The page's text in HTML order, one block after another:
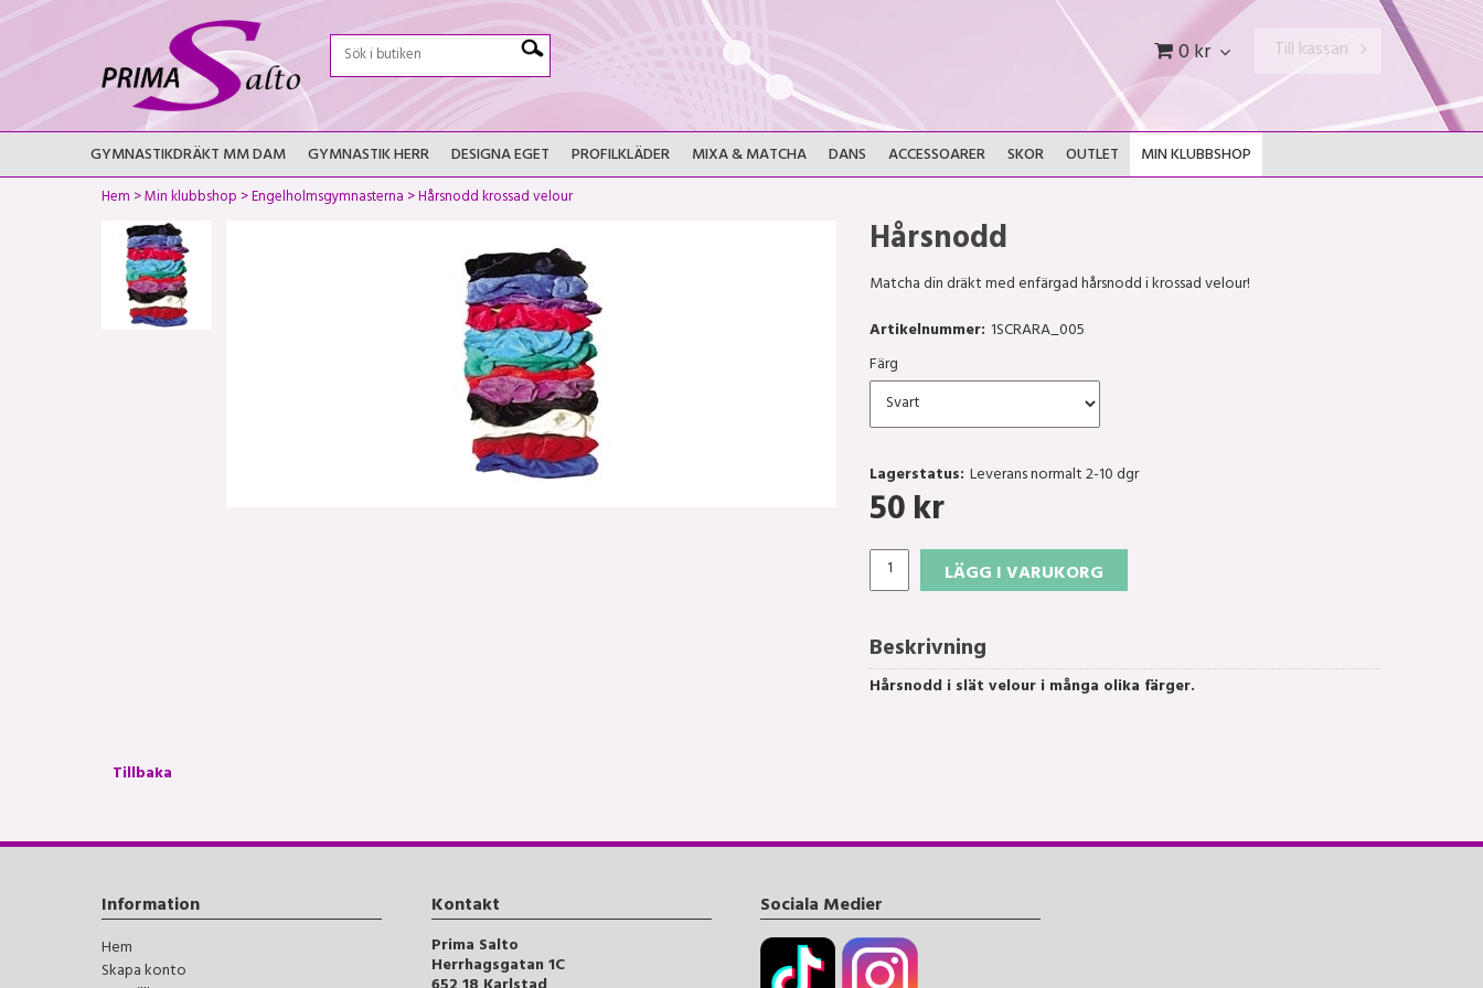
0 kr Till kassan
GYMNASTIKDRÄKT MM DAM GYMNASTIK HERR DESIGNA EGET PROFILKLÄDER MIXA & MATCHA DANS ACCESSOARER SKOR OUTLET MIN KLUBBSHOP
Hem >Min klubbshop >Engelholmsgymnasterna >Hårsnodd krossad velour
Hårsnodd
Matcha din dräkt med enfärgad hårsnodd i krossad velour!
Artikelnummer: 1SCRARA_005
Färg
Lagerstatus: Leverans normalt 2-10 dgr
50kr
LÄGG I VARUKORG
Beskrivning
Hårsnodd i slät velour i många olika färger.
Tillbaka
Information
Hem
Skapa konto
Kontakt
Prima Salto
Herrhagsgatan 1C
Sociala Medier